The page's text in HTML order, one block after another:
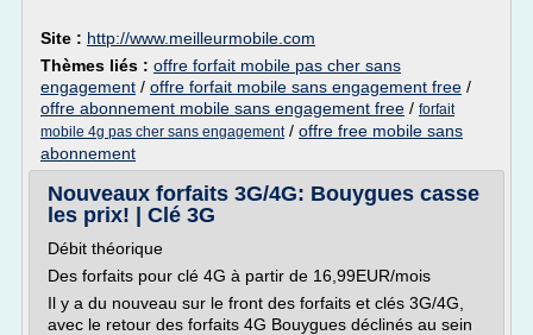
Site : http://www.meilleurmobile.com
Thèmes liés : offre forfait mobile pas cher sans
engagement / offre forfait mobile sans engagement free /
offre abonnement mobile sans engagement free / forfait
mobile 4g pas cher sans engagement/ offre free mobile sans
abonnement
Nouveaux forfaits 3G/4G: Bouygues casse
les prix! | Clé 3G
Débit théorique
Des forfaits pour clé 4G à partir de 16,99EUR/mois
Il y a du nouveau sur le front des forfaits et clés 3G/4G,
avec le retour des forfaits 4G Bouygues déclinés au sein